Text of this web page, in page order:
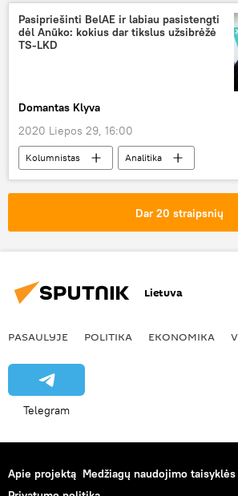
Pasipriešinti BelAE ir labiau pasistengti
dėl Anūko: kokius dar tikslus užsibrėžė
TS-LKD
Domantas Klyva
2020 Liepos 29, 16:00
Kolumnistas
Analitika
Gitanas Nausėda
Dar 20 straipsnių
Lietuva
PASAULYJE POLITIKA EKONOMIKA
Telegram
Apie projektą Medžiagų naudojimo taisyklės